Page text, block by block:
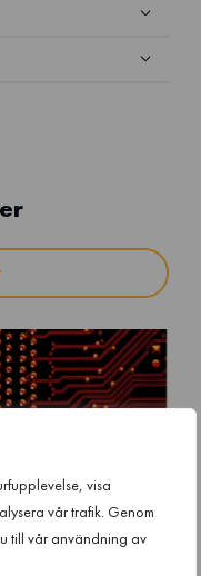
visa
vår trafik. Genom
till vår användning av